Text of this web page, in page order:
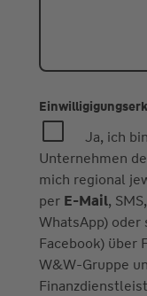
Ja, ich
Unternehmen
mich regional
per E-Mail,
WhatsApp) oder
Facebook) über
W&W-Gruppe